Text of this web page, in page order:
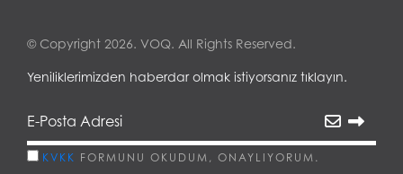
© Copyright 2026. VOQ. All Rights Reserved.
Yeniliklerimizden haberdar olmak istiyorsanız tıklayın.
KVKK FORMUNU OKUDUM, ONAYLIYORUM.